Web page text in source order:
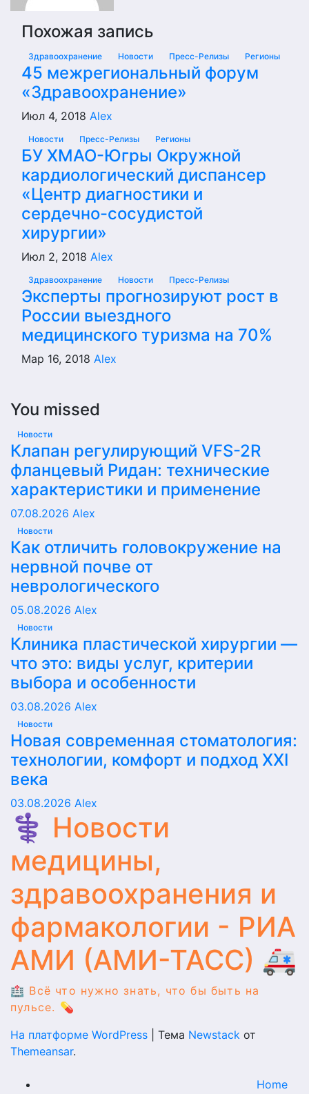
Похожая запись
Здравоохранение Новости Пресс-Релизы Регионы
45 межрегиональный форум
«Здравоохранение»
Июл 4, 2018 Alex
Новости Пресс-Релизы Регионы
БУ ХМАО-Югры Окружной
кардиологический диспансер
«Центр диагностики и
сердечно-сосудистой
хирургии»
Июл 2, 2018 Alex
Здравоохранение Новости Пресс-Релизы
Эксперты прогнозируют рост в
России выездного
медицинского туризма на 70%
Мар 16, 2018 Alex
You missed
Новости
Клапан регулирующий VFS-2R
фланцевый Ридан: технические
характеристики и применение
07.08.2026 Alex
Новости
Как отличить головокружение на
нервной почве от
неврологического
05.08.2026 Alex
Новости
Клиника пластической хирургии —
что это: виды услуг, критерии
выбора и особенности
03.08.2026 Alex
Новости
Новая современная стоматология:
технологии, комфорт и подход XXI
века
03.08.2026 Alex
⚕️ Новости
медицины,
здравоохранения и
фармакологии - РИА
АМИ (АМИ-ТАСС) 🚑
🏥 Всё что нужно знать, что бы быть на
пульсе. 💊
На платформе WordPress
Тема Newstack от
Themeansar.
Home